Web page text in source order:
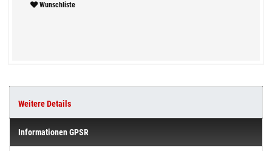
Wunschliste
Weitere Details
Informationen GPSR